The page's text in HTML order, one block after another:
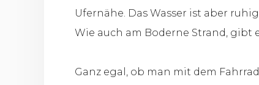
Ufernähe. Das Wasser ist aber
Wie auch am Boderne Strand, gibt
Ganz egal, ob man mit dem